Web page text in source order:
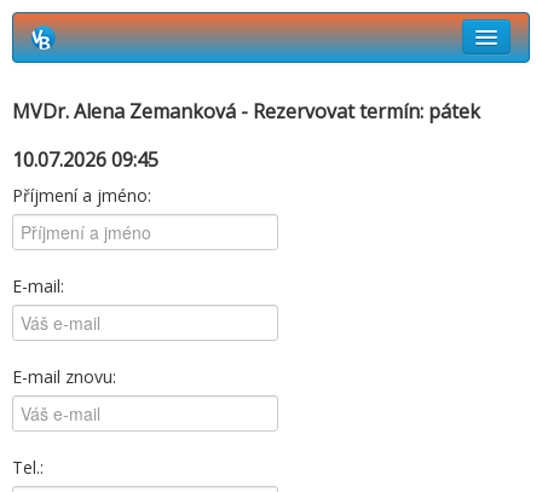
MVDr. Alena Zemanková - Rezervovat termín: pátek
10.07.2026 09:45
Příjmení a jméno:
E-mail:
E-mail znovu:
Tel.: